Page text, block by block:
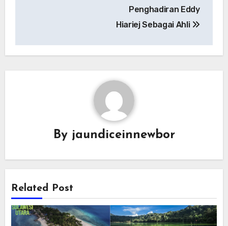
Penghadiran Eddy
Hiariej Sebagai Ahli
By jaundiceinnewbor
Related Post